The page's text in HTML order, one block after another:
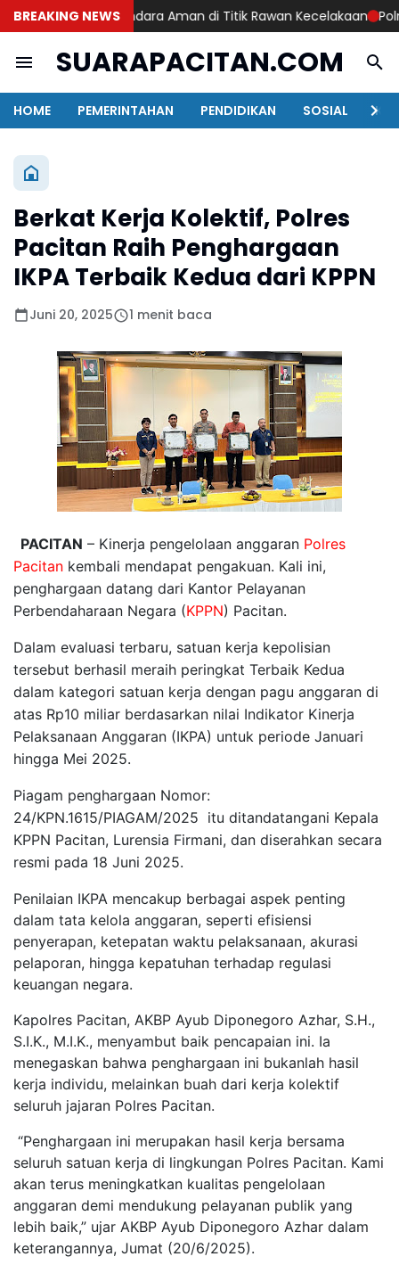
BREAKING NEWS
Edukasi Berkendara Aman di Titik Rawan Kecelakaan Polres
SUARAPACITAN.COM
HOME PEMERINTAHAN PENDIDIKAN SOSIAL
Berkat Kerja Kolektif, Polres
Pacitan Raih Penghargaan
IKPA Terbaik Kedua dari KPPN
Juni 20, 2025 1 menit baca
PACITAN – Kinerja pengelolaan anggaran Polres
Pacitan kembali mendapat pengakuan. Kali ini,
penghargaan datang dari Kantor Pelayanan
Perbendaharaan Negara (KPPN) Pacitan.
Dalam evaluasi terbaru, satuan kerja kepolisian
tersebut berhasil meraih peringkat Terbaik Kedua
dalam kategori satuan kerja dengan pagu anggaran di
atas Rp10 miliar berdasarkan nilai Indikator Kinerja
Pelaksanaan Anggaran (IKPA) untuk periode Januari
hingga Mei 2025.
Piagam penghargaan Nomor:
24/KPN.1615/PIAGAM/2025 itu ditandatangani Kepala
KPPN Pacitan, Lurensia Firmani, dan diserahkan secara
resmi pada 18 Juni 2025.
Penilaian IKPA mencakup berbagai aspek penting
dalam tata kelola anggaran, seperti efisiensi
penyerapan, ketepatan waktu pelaksanaan, akurasi
pelaporan, hingga kepatuhan terhadap regulasi
keuangan negara.
Kapolres Pacitan, AKBP Ayub Diponegoro Azhar, S.H.,
S.I.K., M.I.K., menyambut baik pencapaian ini. Ia
menegaskan bahwa penghargaan ini bukanlah hasil
kerja individu, melainkan buah dari kerja kolektif
seluruh jajaran Polres Pacitan.
“Penghargaan ini merupakan hasil kerja bersama
seluruh satuan kerja di lingkungan Polres Pacitan. Kami
akan terus meningkatkan kualitas pengelolaan
anggaran demi mendukung pelayanan publik yang
lebih baik,” ujar AKBP Ayub Diponegoro Azhar dalam
keterangannya, Jumat (20/6/2025).